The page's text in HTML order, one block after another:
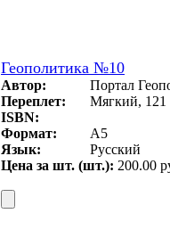
Геополитика №10
Автор:
Портал
Переплет:
Мягкий, 121
ISBN:
Формат:
А5
Язык:
Русский
Цена за шт. (шт.): 200.00